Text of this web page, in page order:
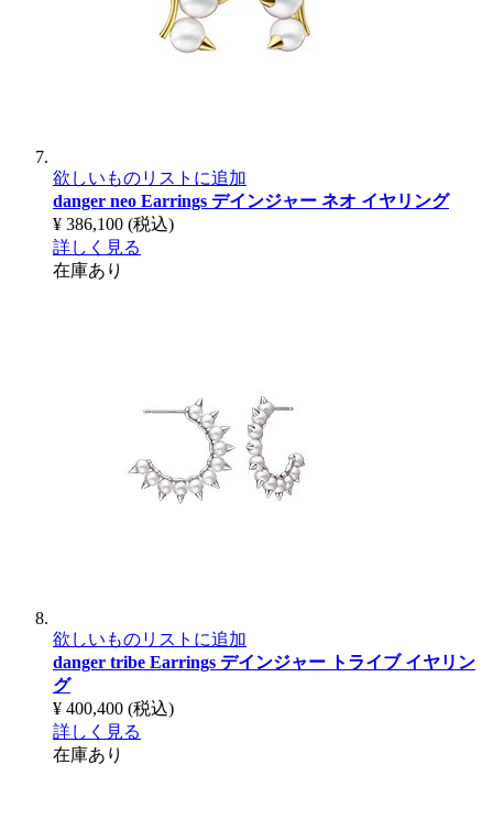
欲しいものリストに追加
danger neo Earrings デインジャー ネオ イヤリング
¥ 386,100 (税込)
詳しく見る
在庫あり
欲しいものリストに追加
danger tribe Earrings デインジャー トライブ イヤリン
グ
¥ 400,400 (税込)
詳しく見る
在庫あり